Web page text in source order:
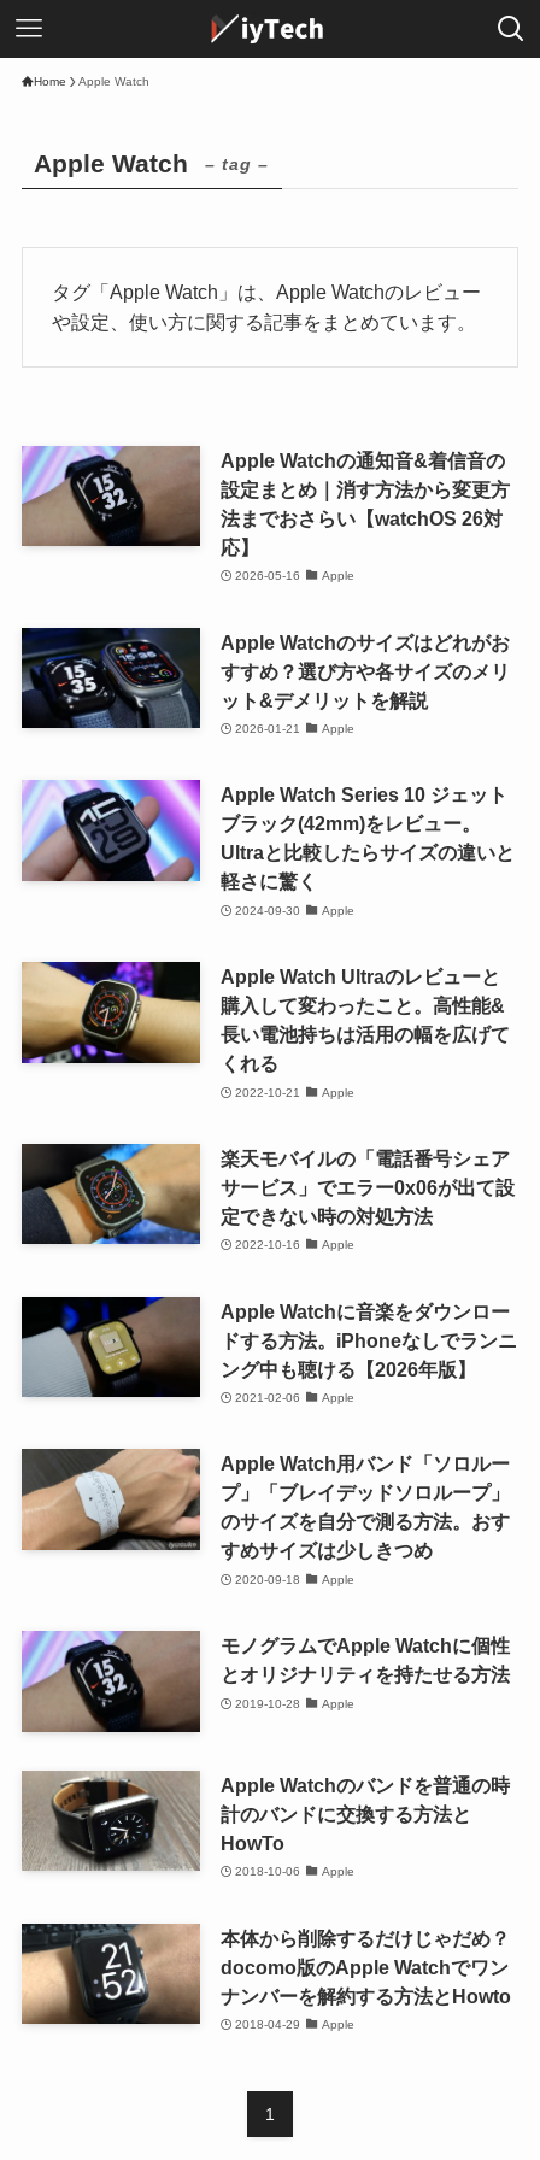
Home Apple Watch
Apple Watch – tag –
タグ「Apple Watch」は、Apple Watchのレビュー
や設定、使い方に関する記事をまとめています。
Apple Watchの通知音&着信音の
設定まとめ｜消す方法から変更方
法までおさらい【watchOS 26対
応】
2026-05-16 Apple
Apple Watchのサイズはどれがお
すすめ？選び方や各サイズのメリ
ット&デメリットを解説
2026-01-21 Apple
Apple Watch Series 10 ジェット
ブラック(42mm)をレビュー。
Ultraと比較したらサイズの違いと
軽さに驚く
2024-09-30 Apple
Apple Watch Ultraのレビューと
購入して変わったこと。高性能&
長い電池持ちは活用の幅を広げて
くれる
2022-10-21 Apple
楽天モバイルの「電話番号シェア
サービス」でエラー0x06が出て設
定できない時の対処方法
2022-10-16 Apple
Apple Watchに音楽をダウンロー
ドする方法。iPhoneなしでランニ
ング中も聴ける【2026年版】
2021-02-06 Apple
Apple Watch用バンド「ソロルー
プ」「ブレイデッドソロループ」
のサイズを自分で測る方法。おす
すめサイズは少しきつめ
2020-09-18 Apple
モノグラムでApple Watchに個性
とオリジナリティを持たせる方法
2019-10-28 Apple
Apple Watchのバンドを普通の時
計のバンドに交換する方法と
HowTo
2018-10-06 Apple
本体から削除するだけじゃだめ？
docomo版のApple Watchでワン
ナンバーを解約する方法とHowto
2018-04-29 Apple
1